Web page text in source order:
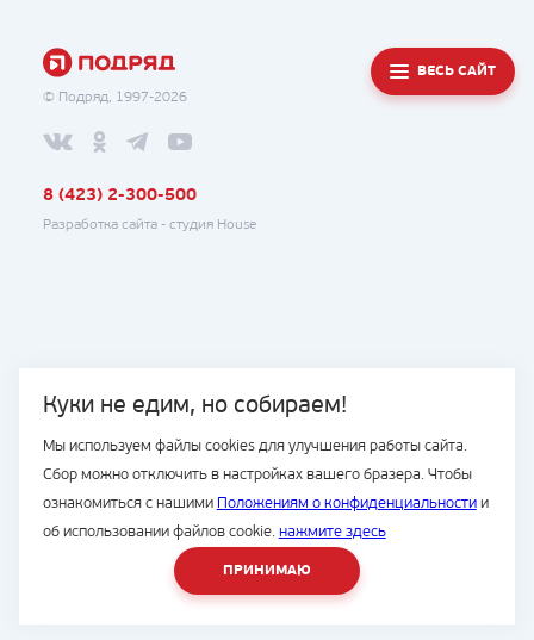
Куки не едим, но собираем!
Мы используем файлы cookies для улучшения работы сайта.
Сбор можно отключить в настройках вашего бразера. Чтобы
ознакомиться с нашими Положениям о конфиденциальностии
об использовании файлов cookie. нажмите здесь
ПРИНИМАЮ
© Подряд, 1997-2026
ВЕСЬ САЙТ
8 (423) 2-300-500
Разработка сайта - студия House